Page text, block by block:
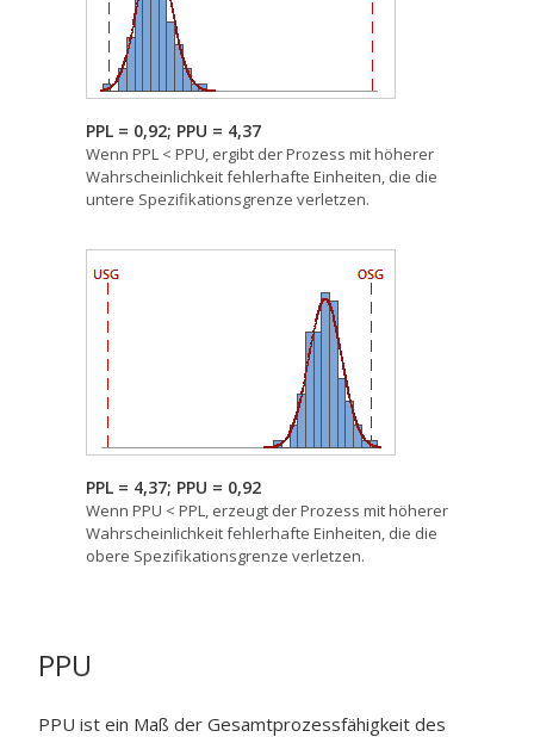
PPL = 0,92; PPU = 4,37
Wenn PPL < PPU, ergibt der Prozess mit höherer
Wahrscheinlichkeit fehlerhafte Einheiten, die die
untere Spezifikationsgrenze verletzen.
PPL = 4,37; PPU = 0,92
Wenn PPU < PPL, erzeugt der Prozess mit höherer
Wahrscheinlichkeit fehlerhafte Einheiten, die die
obere Spezifikationsgrenze verletzen.
PPU
PPU ist ein Maß der Gesamtprozessfähigkeit des